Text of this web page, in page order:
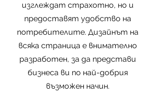
изглеждат страхотно, но и
предоставят удобство на
потребителите. Дизайнът на
всяка страница е внимателно
разработен, за да представи
бизнеса ви по най-добрия
възможен начин.